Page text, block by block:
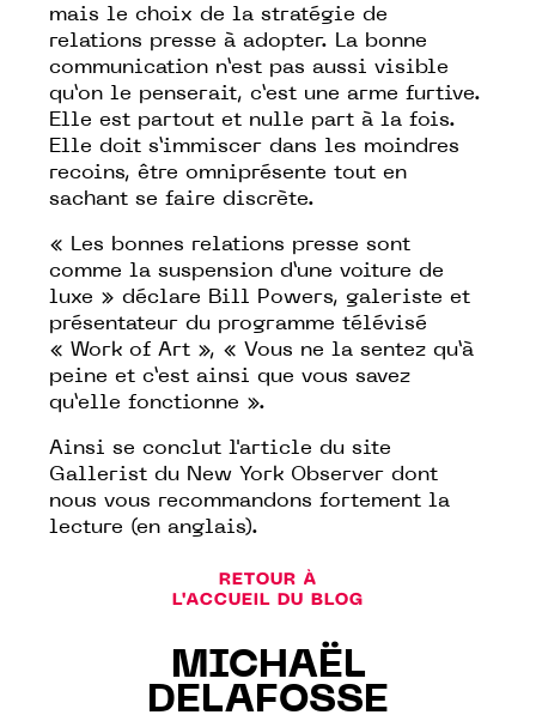
mais le choix de la stratégie de
relations presse à adopter. La bonne
communication n’est pas aussi visible
qu’on le penserait, c’est une arme furtive.
Elle est partout et nulle part à la fois.
Elle doit s’immiscer dans les moindres
recoins, être omniprésente tout en
sachant se faire discrète.
« Les bonnes relations presse sont
comme la suspension d’une voiture de
luxe » déclare Bill Powers, galeriste et
présentateur du programme télévisé
« Work of Art », « Vous ne la sentez qu’à
peine et c’est ainsi que vous savez
qu’elle fonctionne ».
Ainsi se conclut l'article du site
Gallerist du New York Observer dont
nous vous recommandons fortement la
lecture (en anglais).
RETOUR À
L'ACCUEIL DU BLOG
MICHAËL
DELAFOSSE